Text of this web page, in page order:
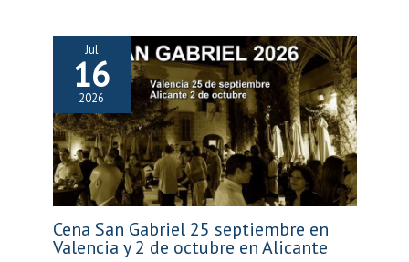
Jul
16
2026
Cena San Gabriel 25 septiembre en
Valencia y 2 de octubre en Alicante